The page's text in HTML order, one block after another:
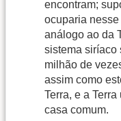
encontram;
ocuparia
análogo ao da
sistema siríaco
milhão de
assim como
Terra, e a
casa comum.